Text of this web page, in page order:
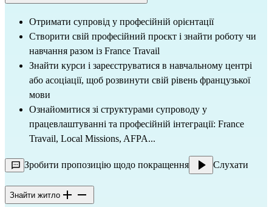
Отримати супровід у професійній орієнтації
Створити свій професійний проєкт і знайти роботу чи
навчання разом із France Travail
Знайти курси і зареєструватися в навчальному центрі
або асоціації, щоб розвинути свій рівень французької
мови
Ознайомитися зі структурами супроводу у
працевлаштуванні та професійній інтеграції: France
Travail, Local Missions, AFPA...
Зробити пропозицію щодо покращення Слухати
Знайти житло